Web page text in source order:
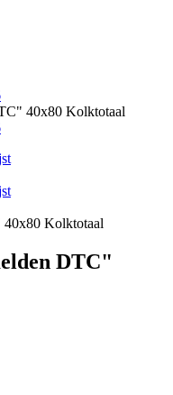
40x80 Kolktotaal
DTC"